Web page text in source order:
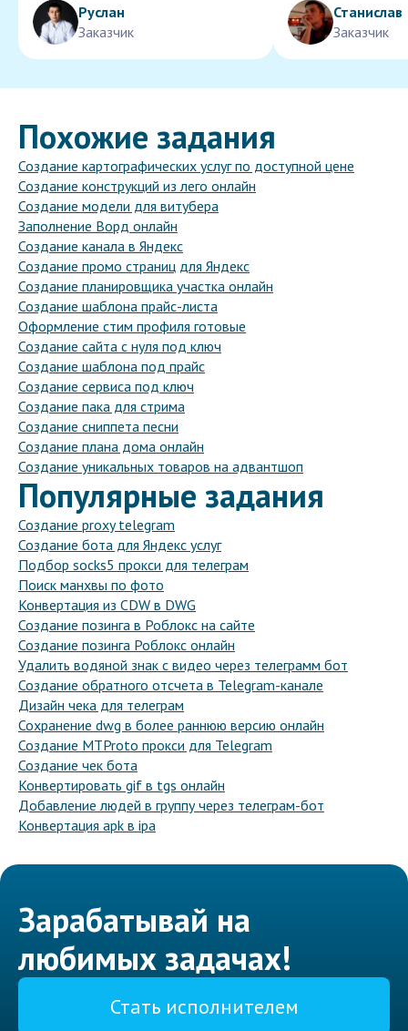
Руслан
Заказчик
Станислав
Заказчик
Похожие задания
Создание картографических услуг по доступной цене
Создание конструкций из лего онлайн
Создание модели для витубера
Заполнение Ворд онлайн
Создание канала в Яндекс
Создание промо страниц для Яндекс
Создание планировщика участка онлайн
Создание шаблона прайс-листа
Оформление стим профиля готовые
Создание сайта с нуля под ключ
Создание шаблона под прайс
Создание сервиса под ключ
Создание пака для стрима
Создание сниппета песни
Создание плана дома онлайн
Создание уникальных товаров на адвантшоп
Популярные задания
Создание proxy telegram
Создание бота для Яндекс услуг
Подбор socks5 прокси для телеграм
Поиск манхвы по фото
Конвертация из CDW в DWG
Создание позинга в Роблокс на сайте
Создание позинга Роблокс онлайн
Удалить водяной знак с видео через телеграмм бот
Создание обратного отсчета в Telegram-канале
Дизайн чека для телеграм
Сохранение dwg в более раннюю версию онлайн
Создание MTProto прокси для Telegram
Создание чек бота
Конвертировать gif в tgs онлайн
Добавление людей в группу через телеграм-бот
Конвертация apk в ipa
Зарабатывай на
любимых задачах!
Стать исполнителем